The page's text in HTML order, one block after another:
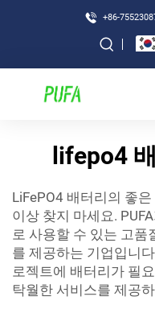
+86-
lifepo4
LiFePO4 배터리의 좋
이상 찾지 마세요.
로 사용할 수 있는 고품
를 제공하는 기업입니
로젝트에 배터리가 필
탁월한 서비스를 제공